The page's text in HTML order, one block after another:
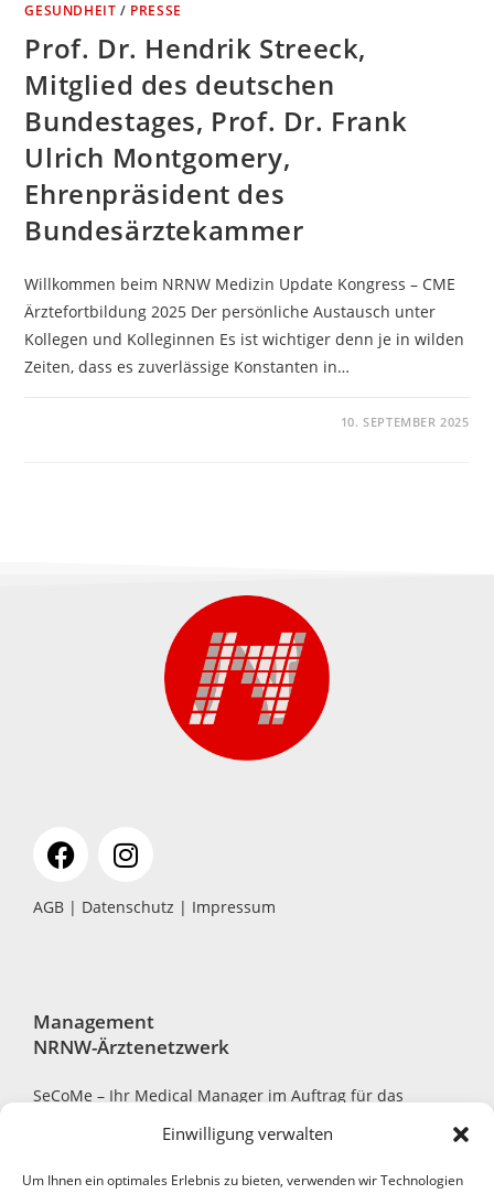
Einwilligung verwalten
Um Ihnen ein optimales Erlebnis zu bieten, verwenden wir Technologien
GESUNDHEIT / PRESSE
Prof. Dr. Hendrik Streeck,
Mitglied des deutschen
Bundestages, Prof. Dr. Frank
Ulrich Montgomery,
Ehrenpräsident des
Bundesärztekammer
Willkommen beim NRNW Medizin Update Kongress – CME
Ärztefortbildung 2025 Der persönliche Austausch unter
Kollegen und Kolleginnen Es ist wichtiger denn je in wilden
Zeiten, dass es zuverlässige Konstanten in…
10. SEPTEMBER 2025
AGB | Datenschutz | Impressum
Management
NRNW-Ärztenetzwerk
SeCoMe – Ihr Medical Manager im Auftrag für das
NRNW-Ärztenetzwerk